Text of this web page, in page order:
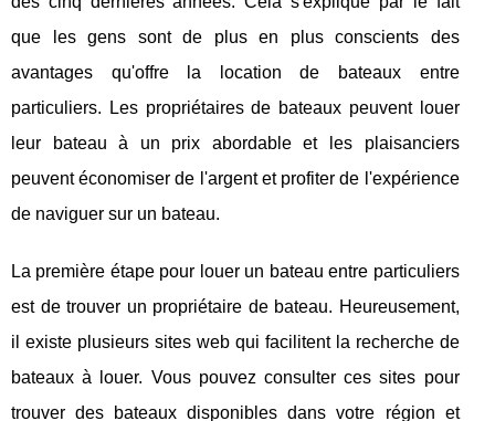
que les gens sont de plus en plus conscients des
avantages qu'offre la location de bateaux entre
particuliers. Les propriétaires de bateaux peuvent louer
leur bateau à un prix abordable et les plaisanciers
peuvent économiser de l'argent et profiter de l'expérience
de naviguer sur un bateau.
La première étape pour louer un bateau entre particuliers
est de trouver un propriétaire de bateau. Heureusement,
il existe plusieurs sites web qui facilitent la recherche de
bateaux à louer. Vous pouvez consulter ces sites pour
trouver des bateaux disponibles dans votre région et